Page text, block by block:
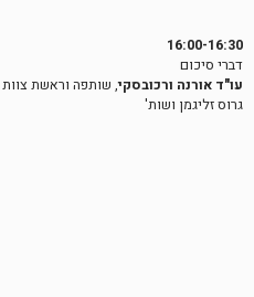
16:00-16:30
דברי סיכום
עו"ד אורנה ורכובסקי, שותפה וראשת צוות
גרוס זליגמן ושות'